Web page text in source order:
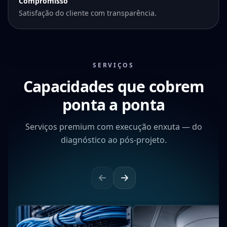
Satisfação do cliente com transparência.
SERVIÇOS
Capacidades que cobrem
ponta a ponta
Serviços premium com execução enxuta — do
diagnóstico ao pós-projeto.
↺